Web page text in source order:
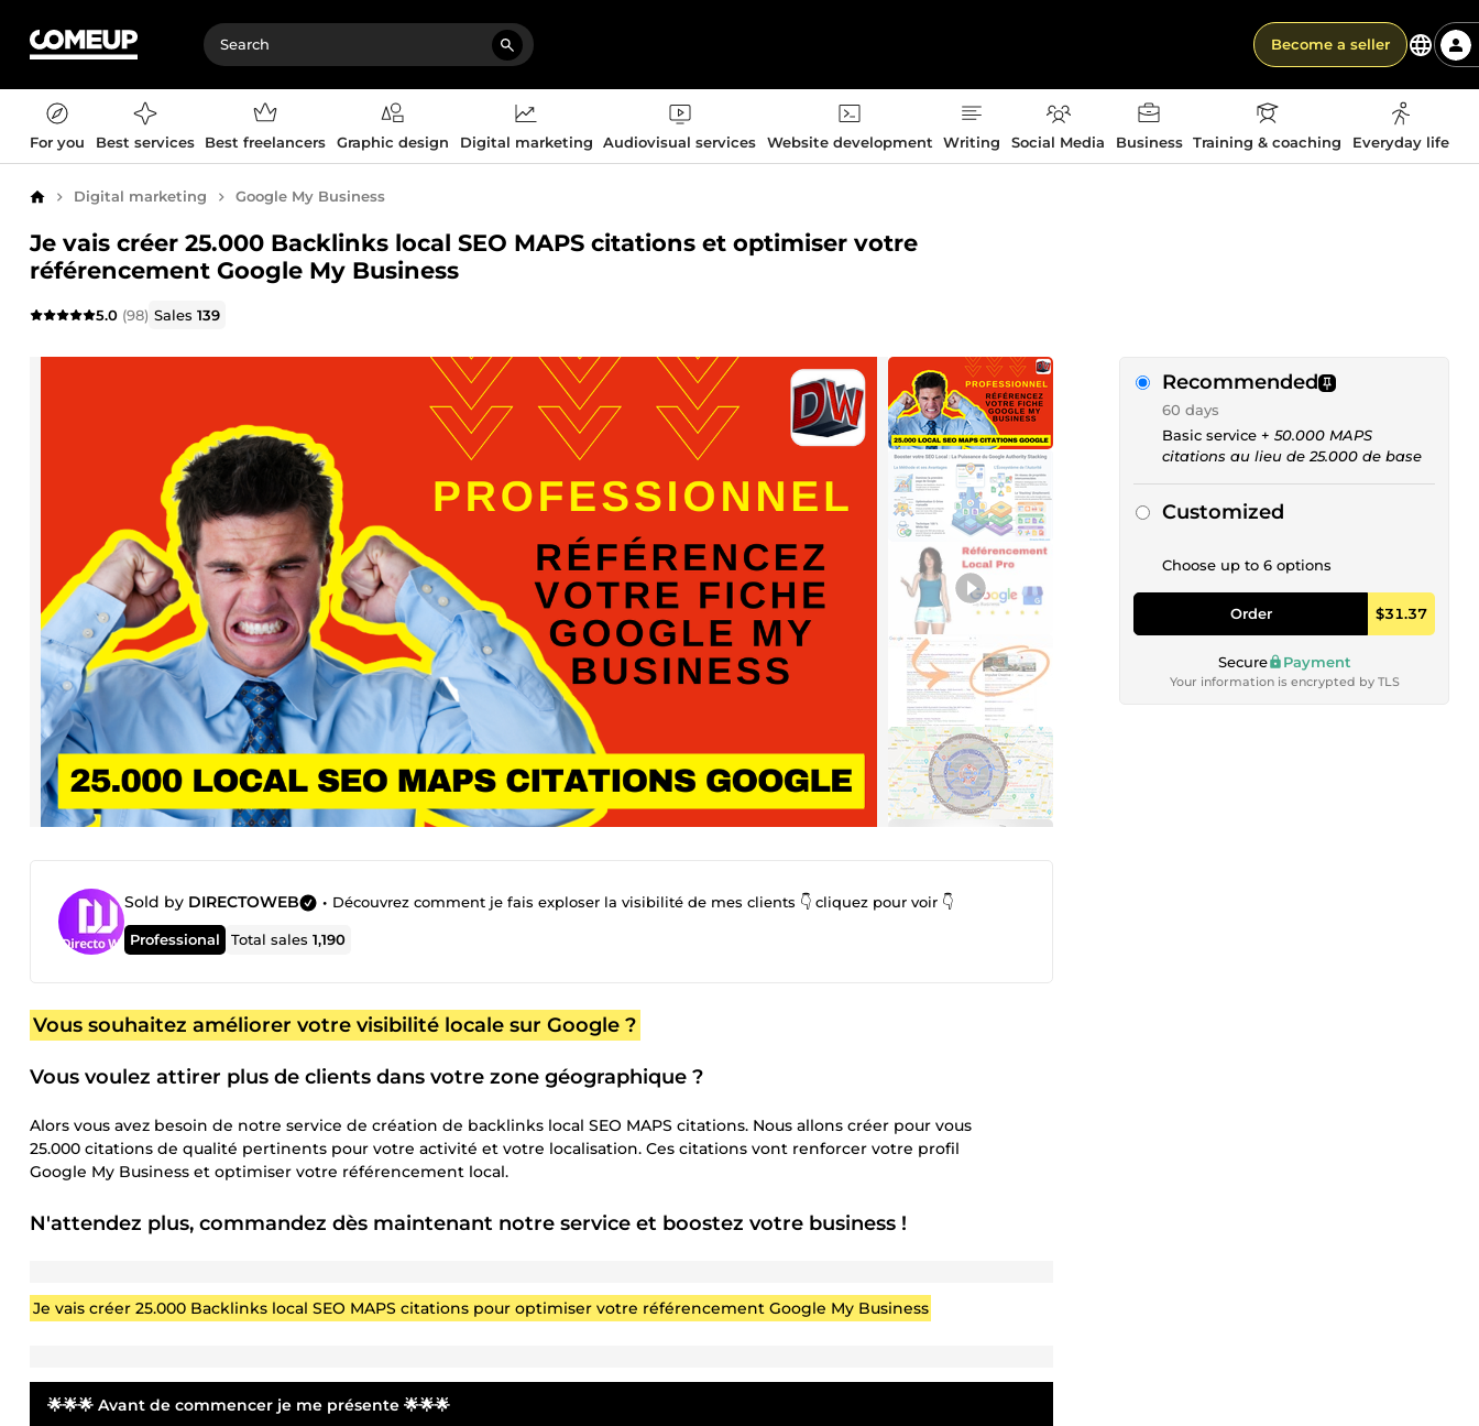
Become a seller
For you Best services Best freelancers Graphic design Digital marketing Audiovisual services Website development Writing Social Media Business Training & coaching Everyday life
Home Digital marketing Google My Business
Je vais créer 25.000 Backlinks local SEO MAPS citations et optimiser votre
référencement Google My Business
5.0 (98) Sales139
Sold by DIRECTOWEB • Découvrez comment je fais exploser la visibilité de mes clients 👇 cliquez pour voir 👇
Professional Total sales1,190
Vous souhaitez améliorer votre visibilité locale sur Google ?
Vous voulez attirer plus de clients dans votre zone géographique ?
Alors vous avez besoin de notre service de création de backlinks local SEO MAPS citations. Nous allons créer pour vous
25.000 citations de qualité pertinents pour votre activité et votre localisation. Ces citations vont renforcer votre profil
Google My Business et optimiser votre référencement local.
N'attendez plus, commandez dès maintenant notre service et boostez votre business !
Je vais créer 25.000 Backlinks local SEO MAPS citations pour optimiser votre référencement Google My Business
🌟🌟🌟 Avant de commencer je me présente 🌟🌟🌟
Recommended
60 days
Basic service + 50.000 MAPS
citations au lieu de 25.000 de base
Customized
Choose up to 6 options
Order $31.37
Secure Payment
Your information is encrypted by TLS